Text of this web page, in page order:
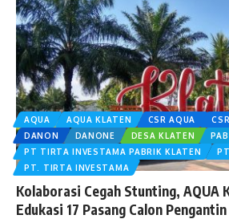
AQUA AQUA KLATEN CSR AQUA
DANON
DANONE DESA KLATEN
PT TIRTA INVESTAMA PABRIK KLATEN
PT. TIRTA INVESTAMA
Kolaborasi Cegah Stunting, AQUA
Edukasi 17 Pasang Calon Pengantin